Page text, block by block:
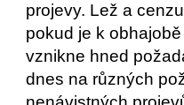
projevy. Lež a
pokud je k
vznikne hned
dnes na různých